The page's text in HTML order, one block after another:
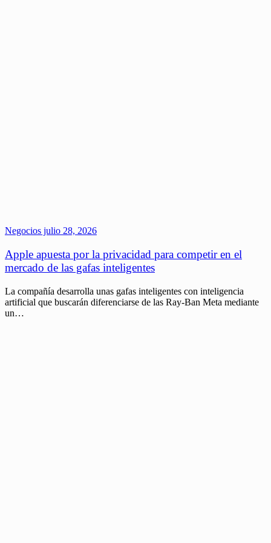
Negocios julio 28, 2026
Apple apuesta por la privacidad para competir en el
mercado de las gafas inteligentes
La compañía desarrolla unas gafas inteligentes con inteligencia
artificial que buscarán diferenciarse de las Ray-Ban Meta mediante
un…